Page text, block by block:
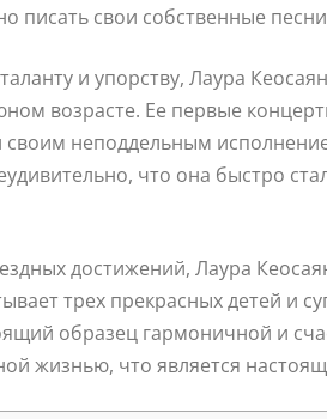
писать свои собственные
и упорству, Лаура
возрасте. Ее первые
неподдельным
что она быстро
достижений, Лаура
трех прекрасных детей и
образец гармоничной и
жизнью, что является